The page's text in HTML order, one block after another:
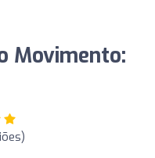
Movimento: